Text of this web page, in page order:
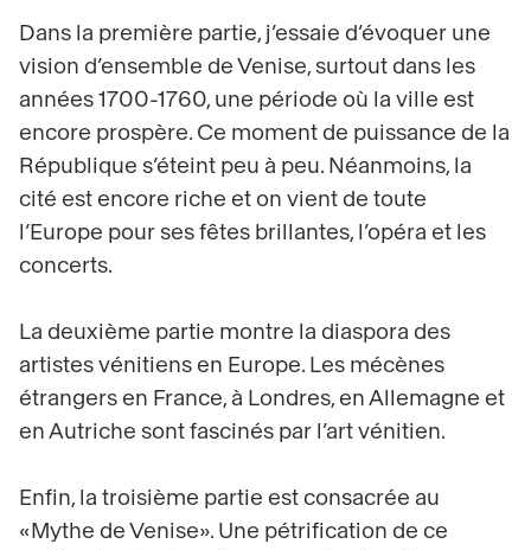
Dans la première partie, j’essaie d’évoquer une
vision d’ensemble de Venise, surtout dans les
années 1700-1760, une période où la ville est
encore prospère. Ce moment de puissance de la
République s’éteint peu à peu. Néanmoins, la
cité est encore riche et on vient de toute
l’Europe pour ses fêtes brillantes, l’opéra et les
concerts.
La deuxième partie montre la diaspora des
artistes vénitiens en Europe. Les mécènes
étrangers en France, à Londres, en Allemagne et
en Autriche sont fascinés par l’art vénitien.
Enfin, la troisième partie est consacrée au
«Mythe de Venise». Une pétrification de ce